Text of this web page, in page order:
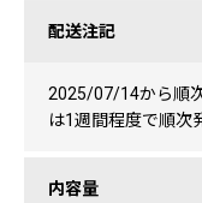
配送注記
2025/07/14から順
は1週間程度で順次
内容量